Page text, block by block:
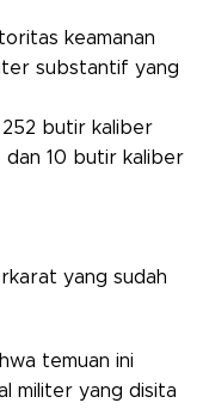
keamanan
substantif yang
252 butir kaliber
dan 10 butir kaliber
yang sudah
temuan ini
militer yang disita